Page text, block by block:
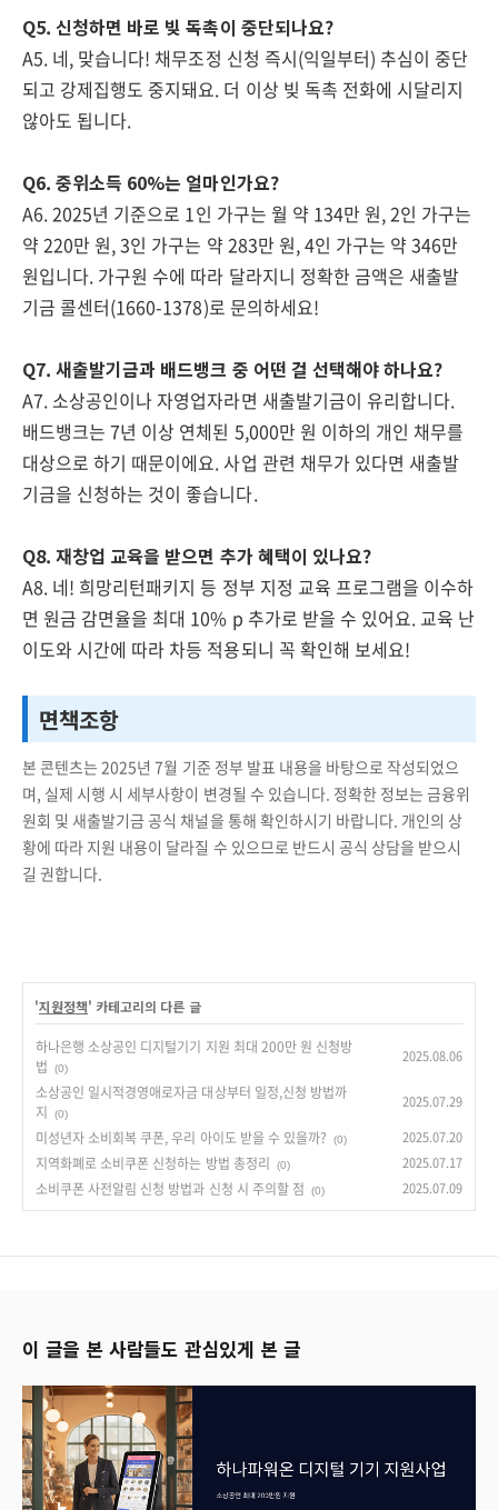
Q5. 신청하면 바로 빚 독촉이 중단되나요?
A5. 네, 맞습니다! 채무조정 신청 즉시(익일부터) 추심이 중단
되고 강제집행도 중지돼요. 더 이상 빚 독촉 전화에 시달리지
않아도 됩니다.
Q6. 중위소득 60%는 얼마인가요?
A6. 2025년 기준으로 1인 가구는 월 약 134만 원, 2인 가구는
약 220만 원, 3인 가구는 약 283만 원, 4인 가구는 약 346만
원입니다. 가구원 수에 따라 달라지니 정확한 금액은 새출발
기금 콜센터(1660-1378)로 문의하세요!
Q7. 새출발기금과 배드뱅크 중 어떤 걸 선택해야 하나요?
A7. 소상공인이나 자영업자라면 새출발기금이 유리합니다.
배드뱅크는 7년 이상 연체된 5,000만 원 이하의 개인 채무를
대상으로 하기 때문이에요. 사업 관련 채무가 있다면 새출발
기금을 신청하는 것이 좋습니다.
Q8. 재창업 교육을 받으면 추가 혜택이 있나요?
A8. 네! 희망리턴패키지 등 정부 지정 교육 프로그램을 이수하
면 원금 감면율을 최대 10% p 추가로 받을 수 있어요. 교육 난
이도와 시간에 따라 차등 적용되니 꼭 확인해 보세요!
면책조항
본 콘텐츠는 2025년 7월 기준 정부 발표 내용을 바탕으로 작성되었으
며, 실제 시행 시 세부사항이 변경될 수 있습니다. 정확한 정보는 금융위
원회 및 새출발기금 공식 채널을 통해 확인하시기 바랍니다. 개인의 상
황에 따라 지원 내용이 달라질 수 있으므로 반드시 공식 상담을 받으시
길 권합니다.
'지원정책' 카테고리의 다른 글
하나은행 소상공인 디지털기기 지원 최대 200만 원 신청방
법
(0)
2025.08.06
소상공인 일시적경영애로자금 대상부터 일정,신청 방법까
지
(0)
2025.07.29
미성년자 소비회복 쿠폰, 우리 아이도 받을 수 있을까? (0) 2025.07.20
지역화폐로 소비쿠폰 신청하는 방법 총정리 (0) 2025.07.17
소비쿠폰 사전알림 신청 방법과 신청 시 주의할 점 (0) 2025.07.09
이 글을 본 사람들도 관심있게 본 글